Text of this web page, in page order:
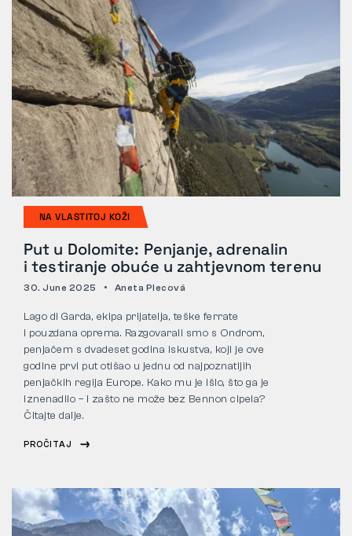
POVRATI
NA VLASTITOJ KOŽI
Put u Dolomite: Penjanje, adrenalin
i testiranje obuće u zahtjevnom terenu
30. June 2025 Aneta Plecová
Lago di Garda, ekipa prijatelja, teške ferrate
i pouzdana oprema. Razgovarali smo s Ondrom,
penjačem s dvadeset godina iskustva, koji je ove
godine prvi put otišao u jednu od najpoznatijih
penjačkih regija Europe. Kako mu je išlo, što ga je
iznenadilo – i zašto ne može bez Bennon cipela?
Čitajte dalje.
PROČITAJ